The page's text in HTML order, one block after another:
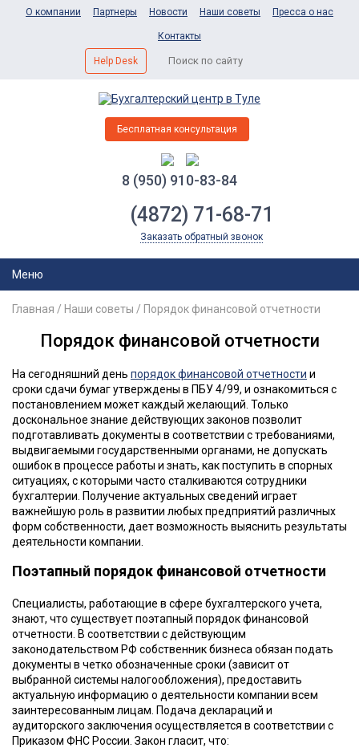
О компании Партнеры Новости Наши советы Пресса о нас
Контакты
Help Desk
Бесплатная консультация
8 (950) 910-83-84
(4872) 71-68-71
Заказать обратный звонок
Меню
Главная / Наши советы / Порядок финансовой отчетности
Порядок финансовой отчетности
На сегодняшний день порядок финансовой отчетности и
сроки сдачи бумаг утверждены в ПБУ 4/99, и ознакомиться с
постановлением может каждый желающий. Только
доскональное знание действующих законов позволит
подготавливать документы в соответствии с требованиями,
выдвигаемыми государственными органами, не допускать
ошибок в процессе работы и знать, как поступить в спорных
ситуациях, с которыми часто сталкиваются сотрудники
бухгалтерии. Получение актуальных сведений играет
важнейшую роль в развитии любых предприятий различных
форм собственности, дает возможность выяснить результаты
деятельности компании.
Поэтапный порядок финансовой отчетности
Специалисты, работающие в сфере бухгалтерского учета,
знают, что существует поэтапный порядок финансовой
отчетности. В соответствии с действующим
законодательством РФ собственник бизнеса обязан подать
документы в четко обозначенные сроки (зависит от
выбранной системы налогообложения), предоставить
актуальную информацию о деятельности компании всем
заинтересованным лицам. Подача деклараций и
аудиторского заключения осуществляется в соответствии с
Приказом ФНС России. Закон гласит, что: